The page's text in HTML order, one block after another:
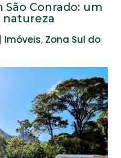
São Conrado: um
natureza
Imóveis, Zona Sul do